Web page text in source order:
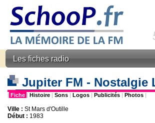
Les fiches radio
Jupiter FM - Nostalgie
| Fiche | Histoire | Sons | Logos | Publicités | Photos |
Ville : St Mars d'Outille
Début : 1983